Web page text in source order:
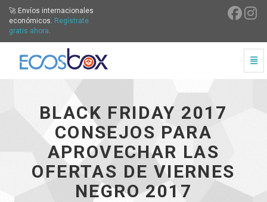
🚀 Envíos internacionales
económicos. Regístrate
gratis ahora.
Black Friday 2017 Consejos para aprovechar las
BLACK FRIDAY 2017
CONSEJOS PARA
APROVECHAR LAS
OFERTAS DE VIERNES
NEGRO 2017